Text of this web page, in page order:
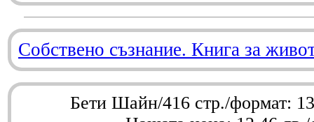
Собствено съзнание. Книга за
Бети Шайн/416 стр./формат: